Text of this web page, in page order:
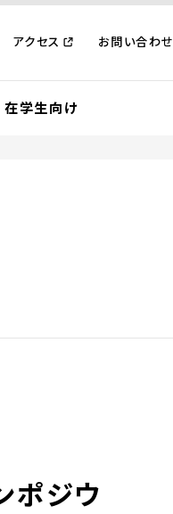
アクセス お問い合わせ
在学生向け
ポジウ